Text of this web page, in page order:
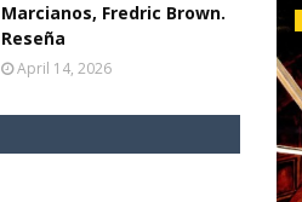
Marcianos, Fredric Brown.
Reseña
April 14, 2026